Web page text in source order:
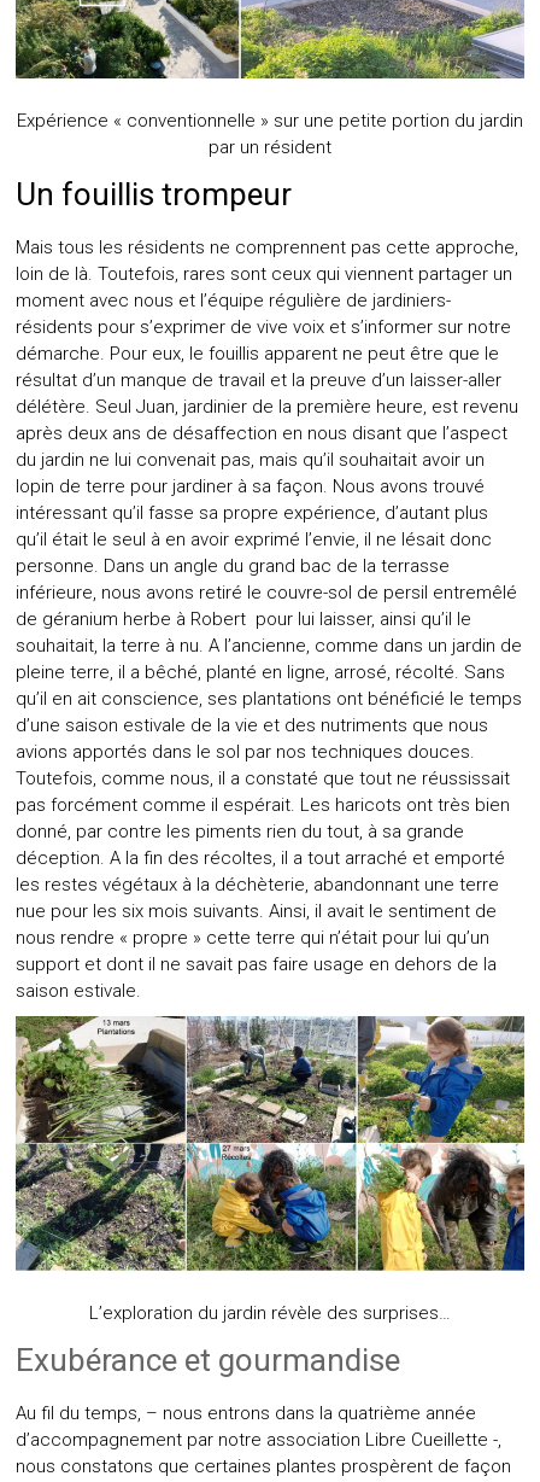
Expérience « conventionnelle » sur une petite portion du jardin
par un résident
Un fouillis trompeur
Mais tous les résidents ne comprennent pas cette approche,
loin de là. Toutefois, rares sont ceux qui viennent partager un
moment avec nous et l’équipe régulière de jardiniers-
résidents pour s’exprimer de vive voix et s’informer sur notre
démarche. Pour eux, le fouillis apparent ne peut être que le
résultat d’un manque de travail et la preuve d’un laisser-aller
délétère. Seul Juan, jardinier de la première heure, est revenu
après deux ans de désaffection en nous disant que l’aspect
du jardin ne lui convenait pas, mais qu’il souhaitait avoir un
lopin de terre pour jardiner à sa façon. Nous avons trouvé
intéressant qu’il fasse sa propre expérience, d’autant plus
qu’il était le seul à en avoir exprimé l’envie, il ne lésait donc
personne. Dans un angle du grand bac de la terrasse
inférieure, nous avons retiré le couvre-sol de persil entremêlé
de géranium herbe à Robert pour lui laisser, ainsi qu’il le
souhaitait, la terre à nu. A l’ancienne, comme dans un jardin de
pleine terre, il a bêché, planté en ligne, arrosé, récolté. Sans
qu’il en ait conscience, ses plantations ont bénéficié le temps
d’une saison estivale de la vie et des nutriments que nous
avions apportés dans le sol par nos techniques douces.
Toutefois, comme nous, il a constaté que tout ne réussissait
pas forcément comme il espérait. Les haricots ont très bien
donné, par contre les piments rien du tout, à sa grande
déception. A la fin des récoltes, il a tout arraché et emporté
les restes végétaux à la déchèterie, abandonnant une terre
nue pour les six mois suivants. Ainsi, il avait le sentiment de
nous rendre « propre » cette terre qui n’était pour lui qu’un
support et dont il ne savait pas faire usage en dehors de la
saison estivale.
L’exploration du jardin révèle des surprises…
Exubérance et gourmandise
Au fil du temps, – nous entrons dans la quatrième année
d’accompagnement par notre association Libre Cueillette -,
nous constatons que certaines plantes prospèrent de façon